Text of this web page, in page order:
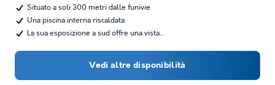
Situato a soli 300 metri dalle funivie
Una piscina interna riscaldata
La sua esposizione a sud offre una vista…
Vedi altre disponibilità